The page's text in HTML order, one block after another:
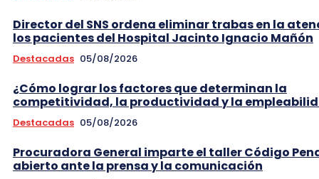
Director del SNS ordena eliminar trabas en la
los pacientes del Hospital Jacinto Ignacio Mañón
Destacadas 05/08/2026
¿Cómo lograr los factores que determinan la
competitividad, la productividad y la
Destacadas 05/08/2026
Procuradora General imparte el taller Código
abierto ante la prensa y la comunicación